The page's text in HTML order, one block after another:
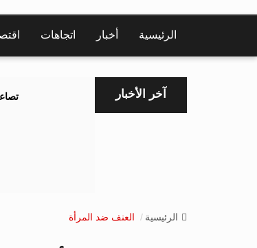
الرئيسية أخبار اتجاهات
آخر الأخبار
الرئيسية العنف ضد المرأة